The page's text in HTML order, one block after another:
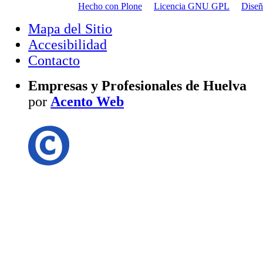
Hecho con Plone Licencia GNU GPL
Mapa del Sitio
Accesibilidad
Contacto
Empresas y Profesionales de Huelva
por Acento Web